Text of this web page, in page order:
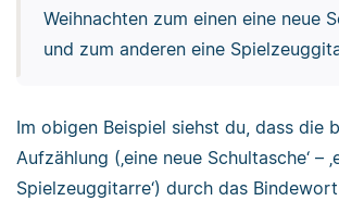
Weihnachten zum einen eine neue
und zum anderen eine
Im obigen Beispiel siehst du, dass die
Aufzählung (‚eine neue Schultasche‘ –
Spielzeuggitarre‘) durch das Bindewort